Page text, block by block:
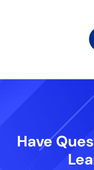
Have